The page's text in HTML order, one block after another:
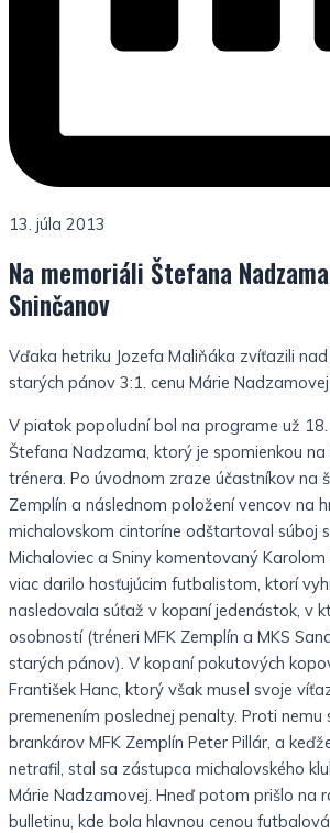
13. júla 2013
Na memoriáli Štefana
Sninčanov
Vďaka hetriku Jozefa Maliňáka zvíťazili
starých pánov 3:1. cenu Márie
V piatok popoludní bol na programe už 18.
Štefana Nadzama, ktorý je spomienkou
trénera. Po úvodnom zraze účastníkov na
Zemplín a následnom položení vencov na
michalovskom cintoríne odštartoval súboj
Michaloviec a Sniny komentovaný
viac darilo hosťujúcim futbalistom, ktorí
nasledovala súťaž v kopaní jedenástok, v
osobností (tréneri MFK Zemplín a MKS
starých pánov). V kopaní pokutových
František Hanc, ktorý však musel svoje
premenením poslednej penalty. Proti
brankárov MFK Zemplín Peter Pillár, a
netrafil, stal sa zástupca michalovského
Márie Nadzamovej. Hneď potom prišlo na
bulletinu, kde bola hlavnou cenou